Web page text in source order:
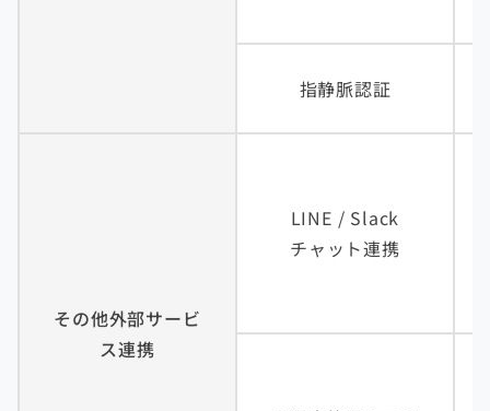
指静脈認証
その他外部サービ
ス連携
LINE / Slack
チャット連携